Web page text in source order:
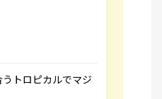
トロピカルでマジ